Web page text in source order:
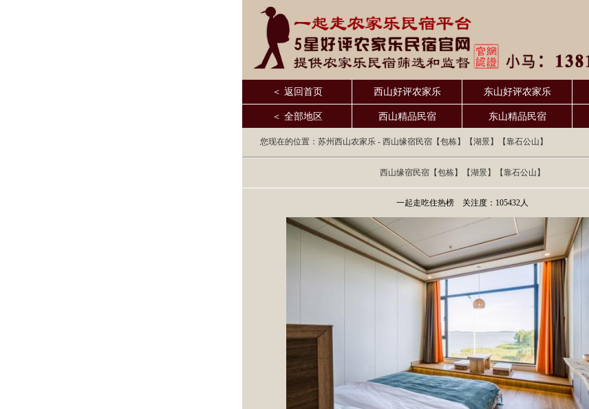
＜ 返回首页 西山好评农家乐 东山好评农家乐
＜ 全部地区 西山精品民宿 东山精品民宿
您现在的位置： 苏州西山农家乐- 西山缘宿民宿【包栋】【湖景】【靠石公山】
西山缘宿民宿【包栋】【湖景】【靠石公山】
一起走吃住热榜 关注度：105432人